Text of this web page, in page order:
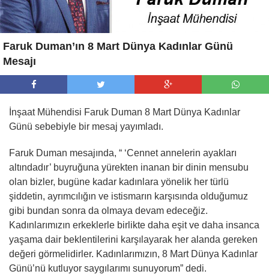
Faruk Duman’ın 8 Mart Dünya Kadınlar Günü
Mesajı
İnşaat Mühendisi Faruk Duman 8 Mart Dünya Kadınlar
Günü sebebiyle bir mesaj yayımladı.
Faruk Duman mesajında, “ ‘Cennet annelerin ayakları
altındadır’ buyruğuna yürekten inanan bir dinin mensubu
olan bizler, bugüne kadar kadınlara yönelik her türlü
şiddetin, ayrımcılığın ve istismarın karşısında olduğumuz
gibi bundan sonra da olmaya devam edeceğiz.
Kadınlarımızın erkeklerle birlikte daha eşit ve daha insanca
yaşama dair beklentilerini karşılayarak her alanda gereken
değeri görmelidirler. Kadınlarımızın, 8 Mart Dünya Kadınlar
Günü’nü kutluyor saygılarımı sunuyorum” dedi.